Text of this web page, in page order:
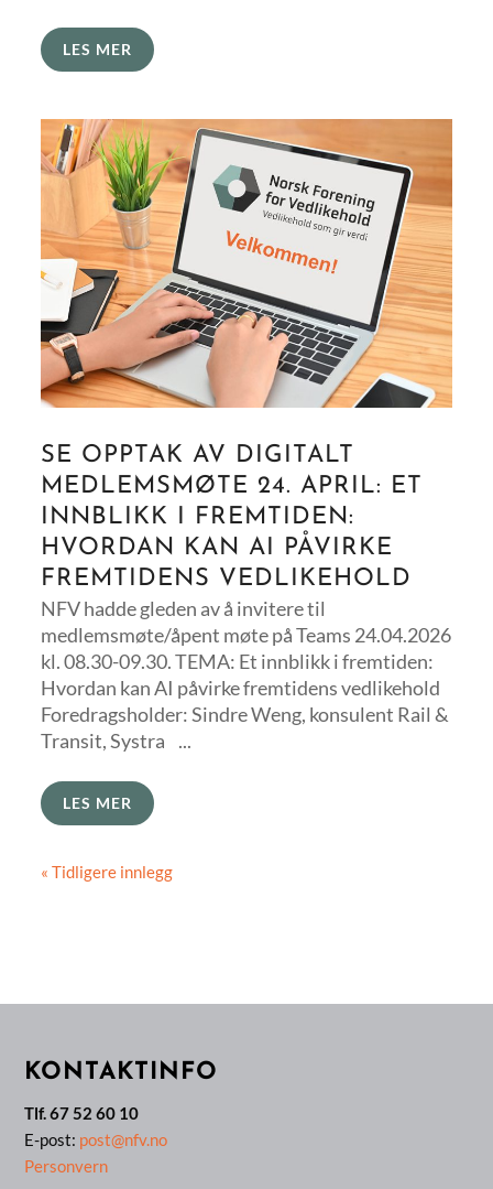
LES MER
SE OPPTAK AV DIGITALT
MEDLEMSMØTE 24. APRIL: ET
INNBLIKK I FREMTIDEN:
HVORDAN KAN AI PÅVIRKE
FREMTIDENS VEDLIKEHOLD
NFV hadde gleden av å invitere til
medlemsmøte/åpent møte på Teams 24.04.2026
kl. 08.30-09.30. TEMA: Et innblikk i fremtiden:
Hvordan kan AI påvirke fremtidens vedlikehold
Foredragsholder: Sindre Weng, konsulent Rail &
Transit, Systra ...
LES MER
« Tidligere innlegg
KONTAKTINFO
Tlf. 67 52 60 10
E-post: post@nfv.no
Personvern